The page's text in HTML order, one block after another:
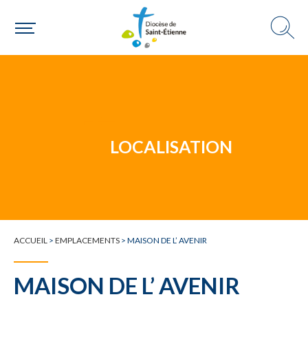
Un mouvement
LOCALISATION
ACCUEIL > EMPLACEMENTS > MAISON DE L’ AVENIR
MAISON DE L’ AVENIR